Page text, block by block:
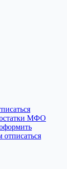
МФО